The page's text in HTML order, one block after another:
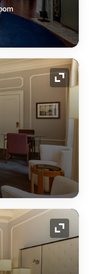
展开
展开